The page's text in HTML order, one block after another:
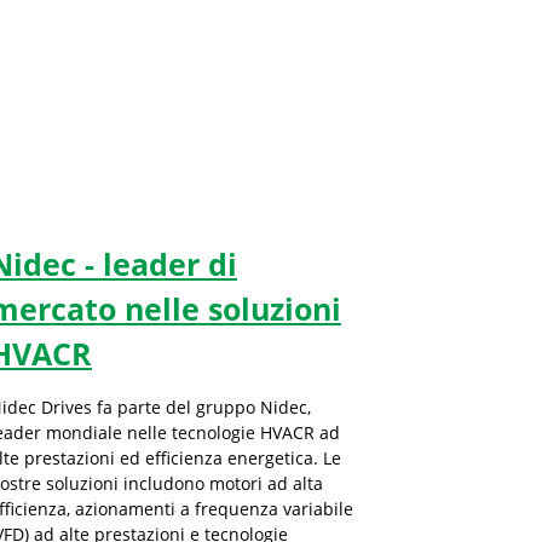
- leader di
nelle soluzioni
Drives fa parte del gruppo Nidec,
mondiale nelle tecnologie HVACR ad
prestazioni ed efficienza energetica. Le
soluzioni includono motori ad alta
azionamenti a frequenza variabile
ad alte prestazioni e tecnologie